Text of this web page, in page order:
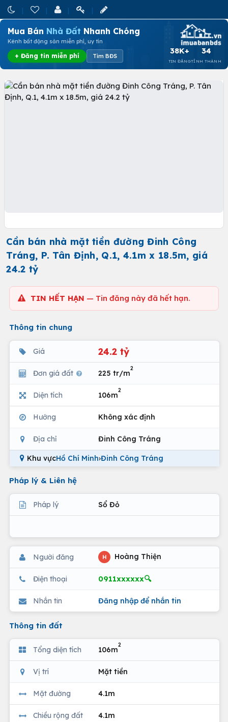
Mua Bán Nhà Đất Nhanh Chóng
Kênh bất động sản miễn phí, uy tín
+ Đăng tin miễn phí Tìm BĐS
38K+
TIN ĐĂNG
34
TỈNH THÀNH
Cần bán nhà mặt tiền đường Đinh Công
Tráng, P. Tân Định, Q.1, 4.1m x 18.5m, giá
24.2 tỷ
TIN HẾT HẠN — Tin đăng này đã hết hạn.
Thông tin chung
Giá 24.2 tỷ
Đơn giá đất 225 tr/m
2
Diện tích 106m
2
Hướng Không xác định
Địa chỉ Đinh Công Tráng
Khu vựcHồ Chí Minh›Đinh Công Tráng
Pháp lý & Liên hệ
Pháp lý Sổ Đỏ
Người đăng H Hoàng Thiện
Điện thoại 0911xxxxxx🔍
Nhắn tin Đăng nhập để nhắn tin
Thông tin đất
Tổng diện tích 106m
2
Vị trí Mặt tiền
Mặt đường 4.1m
Chiều rộng đất 4.1m